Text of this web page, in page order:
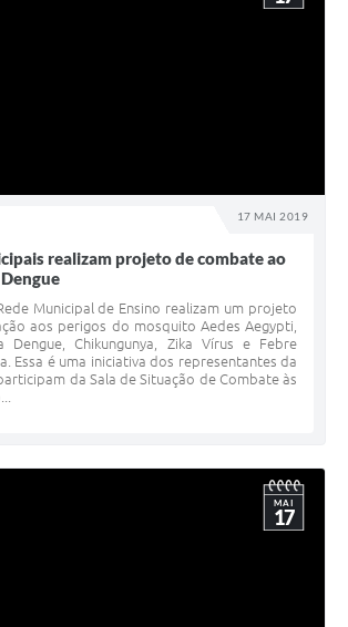
17 MAI 2019
realizam projeto de combate ao
Municipal de Ensino realizam um projeto
aos perigos do mosquito Aedes Aegypti,
Dengue, Chikungunya, Zika Vírus e Febre
Essa é uma iniciativa dos representantes da
da Sala de Situação de Combate às
MAI
17